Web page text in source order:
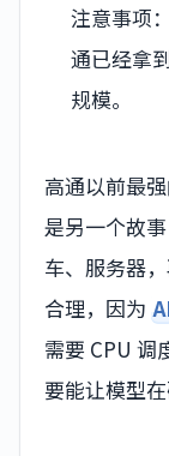
注意事项
通已经拿
规模。
高通以前最
是另一个故
车、服务器
合理，因为
需要 CPU 调
要能让模型